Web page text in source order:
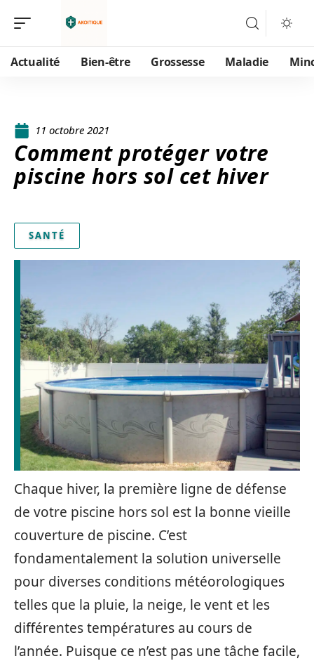
Actualité Bien-être Grossesse Maladie
11 octobre 2021
Comment protéger votre
piscine hors sol cet hiver
SANTÉ
Chaque hiver, la première ligne de défense
de votre piscine hors sol est la bonne vieille
couverture de piscine. C’est
fondamentalement la solution universelle
pour diverses conditions météorologiques
telles que la pluie, la neige, le vent et les
différentes températures au cours de
l’année. Puisque ce n’est pas une tâche facile,